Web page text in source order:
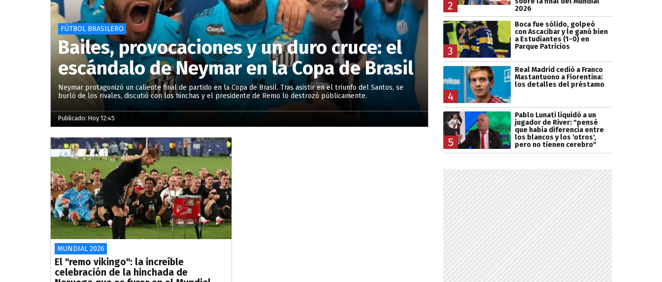
FÚTBOL BRASILERO
Bailes, provocaciones y un duro cruce: el
escándalo de Neymar en la Copa de Brasil
Neymar protagonizó un caliente final de partido en la Copa de Brasil. Tras asistir en el triunfo del Santos, se
burló de los rivales, discutió con los hinchas y el presidente de Remo lo destrozó públicamente.
Publicado: Hoy 12:45
MUNDIAL 2026
El "remo vikingo": la increíble
celebración de la hinchada de
2
2026
3
Boca fue sólido, golpeó
con Ascacibar y le ganó bien
a Estudiantes (1-0) en
Parque Patricios
4
Real Madrid cedió a Franco
Mastantuono a Fiorentina:
los detalles del préstamo
5
Pablo Lunati liquidó a un
jugador de River: "pensé
que había diferencia entre
los blancos y los 'otros',
pero no tienen cerebro"